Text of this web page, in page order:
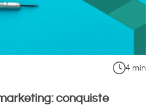
4 min
conquiste